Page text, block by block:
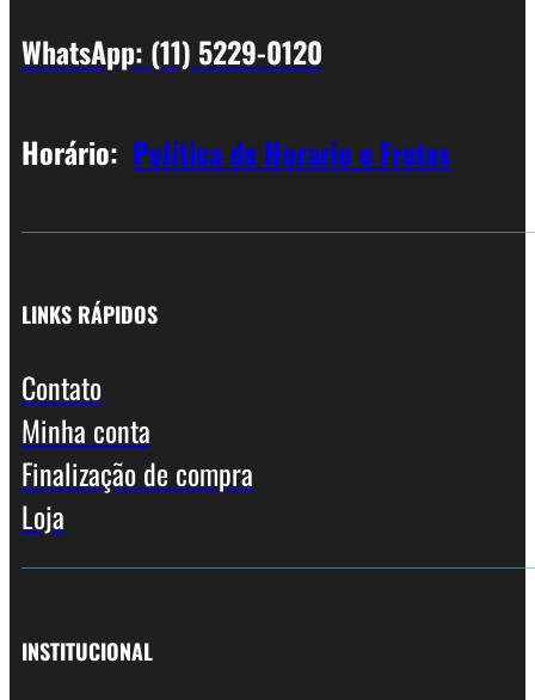
WhatsApp: (11) 5229-0120
Horário: Política de Horario e Fretes
LINKS RÁPIDOS
Contato
Minha conta
Finalização de compra
Loja
INSTITUCIONAL